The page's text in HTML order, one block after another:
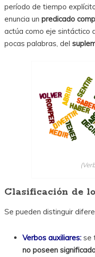
período de tiempo
enuncia un predicado
actúa como eje sintáctico
pocas palabras, del
Clasificación de
Se pueden distinguir
Verbos auxiliares: se
no poseen